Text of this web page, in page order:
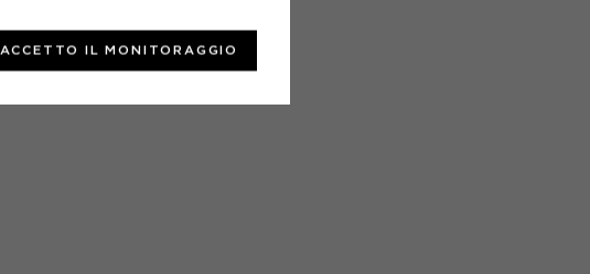
ACCETTO IL MONITORAGGIO